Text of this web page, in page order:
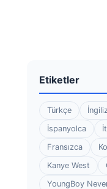
Etiketler
Türkçe
İspanyolca
Fransızca
Kanye West
YoungBoy